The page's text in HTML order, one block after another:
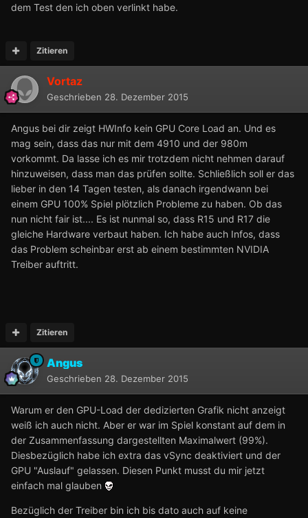
dem Test den ich oben verlinkt habe.
Zitieren
Vortaz
Geschrieben 28. Dezember 2015
Angus bei dir zeigt HWInfo kein GPU Core Load an. Und es
mag sein, dass das nur mit dem 4910 und der 980m
vorkommt. Da lasse ich es mir trotzdem nicht nehmen darauf
hinzuweisen, dass man das prüfen sollte. Schließlich soll er das
lieber in den 14 Tagen testen, als danach irgendwann bei
einem GPU 100% Spiel plötzlich Probleme zu haben. Ob das
nun nicht fair ist.... Es ist nunmal so, dass R15 und R17 die
gleiche Hardware verbaut haben. Ich habe auch Infos, dass
das Problem scheinbar erst ab einem bestimmten NVIDIA
Treiber auftritt.
Zitieren
Angus
Geschrieben 28. Dezember 2015
Warum er den GPU-Load der dedizierten Grafik nicht anzeigt
weiß ich auch nicht. Aber er war im Spiel konstant auf dem in
der Zusammenfassung dargestellten Maximalwert (99%).
Diesbezüglich habe ich extra das vSync deaktiviert und der
GPU "Auslauf" gelassen. Diesen Punkt musst du mir jetzt
einfach mal glauben
Bezüglich der Treiber bin ich bis dato auch auf keine